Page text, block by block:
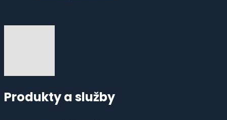
Produkty a služby